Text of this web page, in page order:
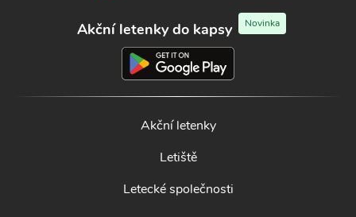
Akční letenky do kapsy Novinka
Akční letenky
Letiště
Letecké společnosti